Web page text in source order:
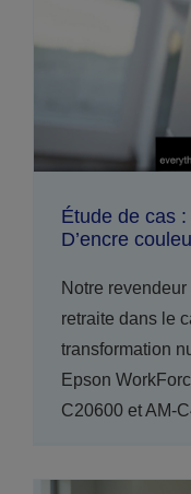
Étude de cas
D’encre
Notre
retraite dans le
transformation
Epson
C20600 et AM-